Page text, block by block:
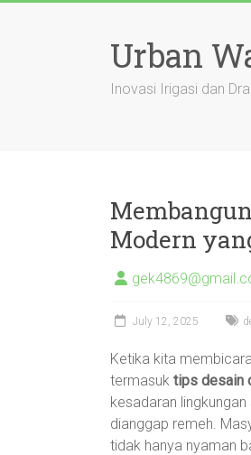
Urban
Inovasi Irigasi dan
Modern
July 12, 2025
Ketika kita
termasuk tips desain
kesadaran
dianggap remeh.
tidak hanya nyaman